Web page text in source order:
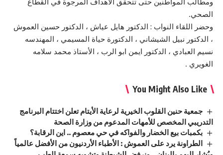
الصحي.
وحضر اللقاء النواب : الدكتور هايل عياش ، الدكتور حسين العموش
، الدكتور نبيل الشيشاني ، الدكتورة حياة المسيمي ، المهندسه
نسيم العبادي ، الدكتور ايمن ابو الرب ، الأستاذ محمد سلامه
الغويري .
You Might Also Like
جمعية حنين القلوب الخيرية لرعاية الأيتام تعلن اختتام البرنامج
التدريبي المخصص للأمهات المدعوم من وزارة الصحة
بكمبات بيع الخضار والفواكه في حي معصوم .. اين الرقابة؟
الطراونة يرد على العموش : الأطباء الأردنيون من الأفضل عالمياً